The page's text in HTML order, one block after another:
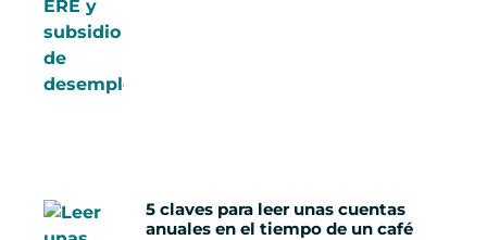
5 claves para leer unas cuentas
anuales en el tiempo de un café